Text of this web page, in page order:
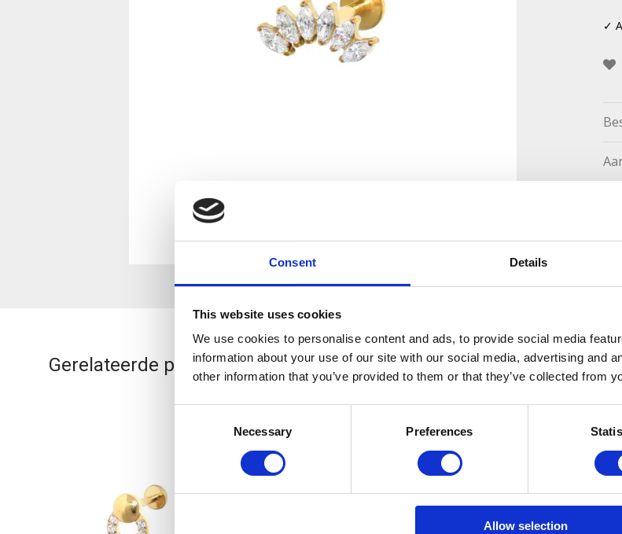
Consent Details
This website uses cookies
We use cookies to personalise content and ads, to provide social media
information about your use of our site with our social media, advertising and
other information that you’ve provided to them or that they’ve collected from
Necessary Preferences
Allow selection
✓
Gerelateerde producten